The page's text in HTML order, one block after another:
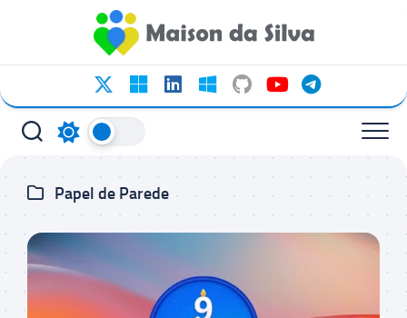
conteúdo
Papel de Parede